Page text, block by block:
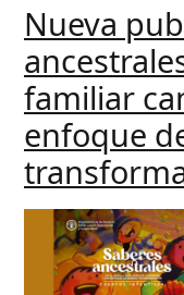
Nueva
familiar
enfoque